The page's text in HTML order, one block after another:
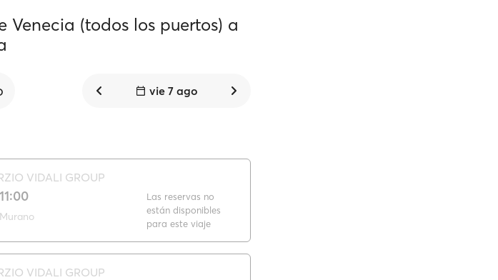
Venecia (todos los puertos) a
vie 7 ago
VIDALI GROUP
11:00
Murano
Las reservas no
están disponibles
para este viaje
VIDALI GROUP